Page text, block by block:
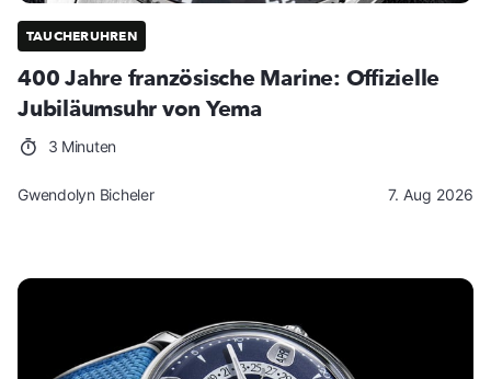
TAUCHERUHREN
400 Jahre französische Marine: Offizielle
Jubiläumsuhr von Yema
3 Minuten
Gwendolyn Bicheler 7. Aug 2026